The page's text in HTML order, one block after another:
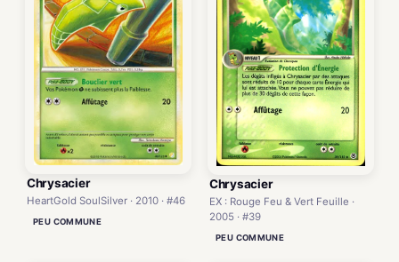
Chrysacier
HeartGold SoulSilver · 2010 · #46
PEU COMMUNE
Chrysacier
EX : Rouge Feu & Vert Feuille ·
2005 · #39
PEU COMMUNE